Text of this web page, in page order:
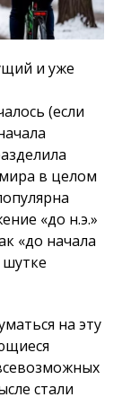
и уже
(если
в целом
«до н.э.»
«до начала
на эту
стали